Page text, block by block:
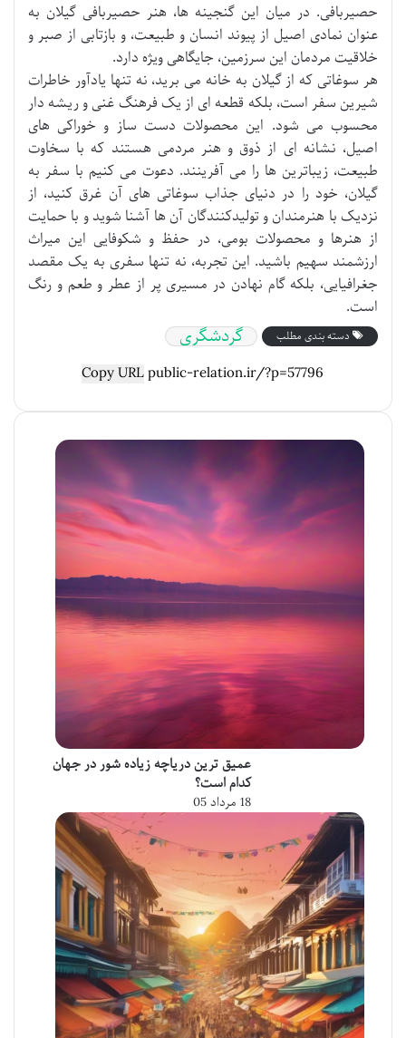
حصیربافی. در میان این گنجینه ها، هنر حصیربافی گیلان به
عنوان نمادی اصیل از پیوند انسان و طبیعت، و بازتابی از صبر و
خلاقیت مردمان این سرزمین، جایگاهی ویژه دارد.
هر سوغاتی که از گیلان به خانه می برید، نه تنها یادآور خاطرات
شیرین سفر است، بلکه قطعه ای از یک فرهنگ غنی و ریشه دار
محسوب می شود. این محصولات دست ساز و خوراکی های
اصیل، نشانه ای از ذوق و هنر مردمی هستند که با سخاوت
طبیعت، زیباترین ها را می آفرینند. دعوت می کنیم با سفر به
گیلان، خود را در دنیای جذاب سوغاتی های آن غرق کنید، از
نزدیک با هنرمندان و تولیدکنندگان آن ها آشنا شوید و با حمایت
از هنرها و محصولات بومی، در حفظ و شکوفایی این میراث
ارزشمند سهیم باشید. این تجربه، نه تنها سفری به یک مقصد
جغرافیایی، بلکه گام نهادن در مسیری پر از عطر و طعم و رنگ
است.
دسته بندی مطلب گردشگری
Copy URL
عمیق ترین دریاچه زیاده شور در جهان
کدام است؟
18 مرداد 05